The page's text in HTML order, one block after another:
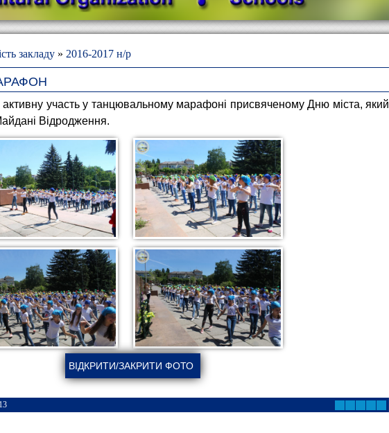
закладу » 2016-2017 н/р
участь у танцювальному марафоні присвяченому Дню міста, який
Відродження.